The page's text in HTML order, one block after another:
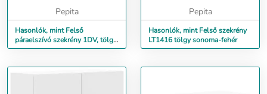
Pepita
Hasonlók, mint Felső
páraelszívó szekrény 1DV, tölgy
sonoma/fehér, NOVA PLUS
Pepita
Hasonlók, mint Felső szekrény
LT1416 tölgy sonoma-fehér